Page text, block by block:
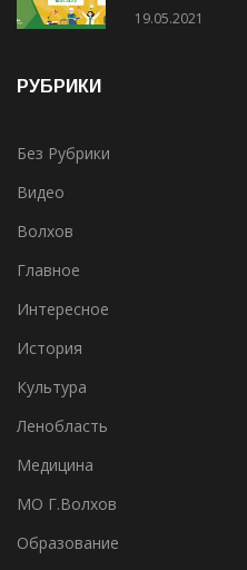
19.05.2021
РУБРИКИ
Без Рубрики
Видео
Волхов
Главное
Интересное
История
Культура
Ленобласть
Медицина
МО Г.Волхов
Образование